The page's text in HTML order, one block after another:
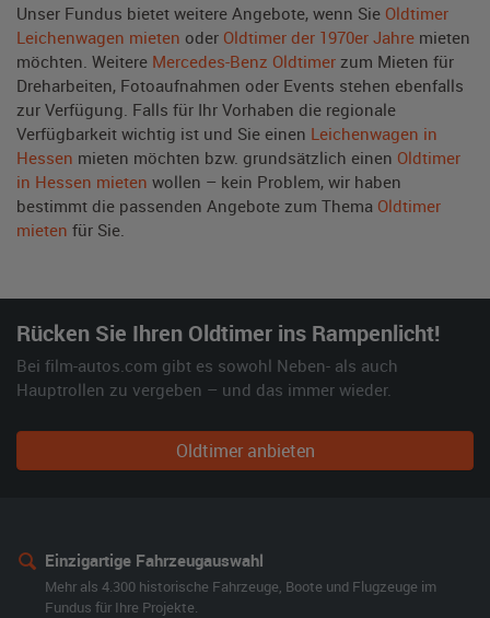
Unser Fundus bietet weitere Angebote, wenn Sie Oldtimer
Leichenwagen mieten oder Oldtimer der 1970er Jahre mieten
möchten. Weitere Mercedes-Benz Oldtimer zum Mieten für
Dreharbeiten, Fotoaufnahmen oder Events stehen ebenfalls
zur Verfügung. Falls für Ihr Vorhaben die regionale
Verfügbarkeit wichtig ist und Sie einen Leichenwagen in
Hessen mieten möchten bzw. grundsätzlich einen Oldtimer
in Hessen mieten wollen – kein Problem, wir haben
bestimmt die passenden Angebote zum Thema Oldtimer
mieten für Sie.
Rücken Sie Ihren Oldtimer ins Rampenlicht!
Bei film-autos.com gibt es sowohl Neben- als auch
Hauptrollen zu vergeben – und das immer wieder.
Oldtimer anbieten
Einzigartige Fahrzeugauswahl
Mehr als 4.300 historische Fahrzeuge, Boote und Flugzeuge im
Fundus für Ihre Projekte.